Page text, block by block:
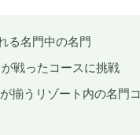
る名門中の名門
戦ったコースに挑戦
揃うリゾート内の名門コ